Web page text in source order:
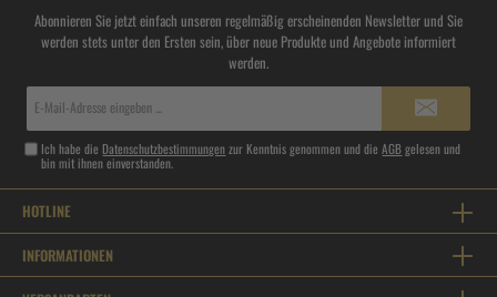
Abonnieren Sie jetzt einfach unseren regelmäßig erscheinenden Newsletter und Sie
werden stets unter den Ersten sein, über neue Produkte und Angebote informiert
werden.
Ich habe die Datenschutzbestimmungenzur Kenntnis genommen und dieAGBgelesen und
bin mit ihnen einverstanden.
HOTLINE
INFORMATIONEN